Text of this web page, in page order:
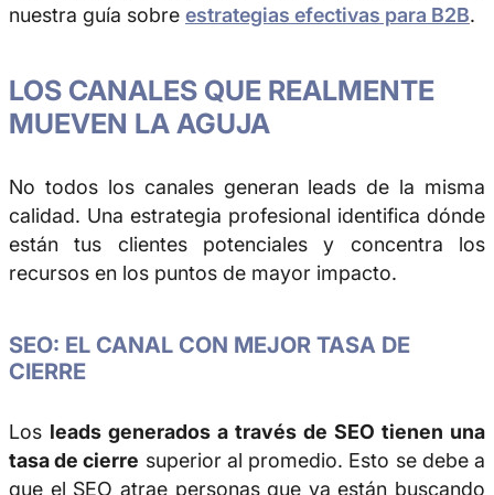
nuestra guía sobre estrategias efectivas para B2B.
LOS CANALES QUE REALMENTE
MUEVEN LA AGUJA
No todos los canales generan leads de la misma
calidad. Una estrategia profesional identifica dónde
están tus clientes potenciales y concentra los
recursos en los puntos de mayor impacto.
SEO: EL CANAL CON MEJOR TASA DE
CIERRE
Los leads generados a través de SEO tienen una
tasa de cierre superior al promedio. Esto se debe a
que el SEO atrae personas que ya están buscando